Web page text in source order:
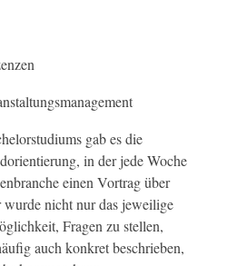
gab es die
in der jede Woche
einen Vortrag über
nicht nur das jeweilige
Fragen zu stellen,
auch konkret beschrieben,